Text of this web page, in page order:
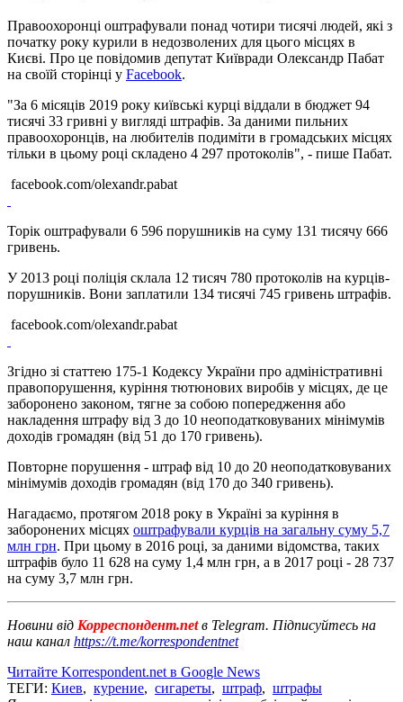
Правоохоронці оштрафували понад чотири тисячі людей, які з
початку року курили в недозволених для цього місцях в
Києві. Про це повідомив депутат Київради Олександр Пабат
на своїй сторінці у Facebook.
"За 6 місяців 2019 року київські курці віддали в бюджет 94
тисячі 33 гривні у вигляді штрафів. За даними пильних
правоохоронців, на любителів подиміти в громадських місцях
тільки в цьому році складено 4 297 протоколів", - пише Пабат.
facebook.com/olexandr.pabat
Торік оштрафували 6 596 порушників на суму 131 тисячу 666
гривень.
У 2013 році поліція склала 12 тисяч 780 протоколів на курців-
порушників. Вони заплатили 134 тисячі 745 гривень штрафів.
facebook.com/olexandr.pabat
Згідно зі статтею 175-1 Кодексу України про адміністративні
правопорушення, куріння тютюнових виробів у місцях, де це
заборонено законом, тягне за собою попередження або
накладення штрафу від 3 до 10 неоподатковуваних мінімумів
доходів громадян (від 51 до 170 гривень).
Повторне порушення - штраф від 10 до 20 неоподатковуваних
мінімумів доходів громадян (від 170 до 340 гривень).
Нагадаємо, протягом 2018 року в Україні за куріння в
заборонених місцях оштрафували курців на загальну суму 5,7
млн ​​грн. При цьому в 2016 році, за даними відомства, таких
штрафів було 11 628 на суму 1,4 млн грн, а в 2017 році - 28 737
на суму 3,7 млн ​​грн.
Новини від Корреспондент.netв Telegram. Підписуйтесь на
наш канал https://t.me/korrespondentnet
Читайте Korrespondent.net в Google News
ТЕГИ: Киев, курение, сигареты, штраф, штрафы